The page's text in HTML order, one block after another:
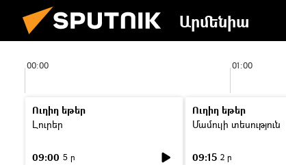
Արմենիա
00:00 01:00
Ուղիղ եթեր
Լուրեր
09:00 5 ր
Ուղիղ եթեր
Մամուլի տեսություն
09:15 2 ր